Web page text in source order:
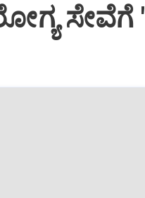
ಸೇವೆಗೆ